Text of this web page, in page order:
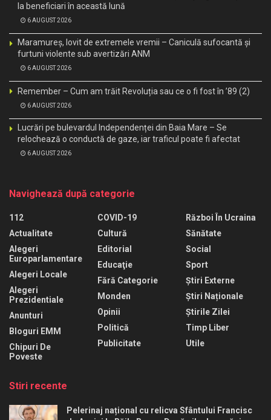
la beneficiari în această lună
6 AUGUST 2026
Maramureș, lovit de extremele vremii – Caniculă sufocantă și
furtuni violente sub avertizări ANM
6 AUGUST 2026
Remember – Cum am trăit Revoluția sau ce o fi fost în ’89 (2)
6 AUGUST 2026
Lucrări pe bulevardul Independenței din Baia Mare – Se
relochează o conductă de gaze, iar traficul poate fi afectat
6 AUGUST 2026
Navighează după categorie
112
Actualitate
Alegeri
Europarlamentare
Alegeri Locale
Alegeri
Prezidentiale
Anunturi
Bloguri EMM
Chipuri De
Poveste
COVID-19
Cultură
Editorial
Educaţie
Fără Categorie
Monden
Opinii
Politică
Publicitate
Război În Ucraina
Sănătate
Social
Sport
Știri Externe
Știri Naționale
Știrile Zilei
Timp Liber
Utile
Stiri recente
Pelerinaj național cu relicva Sfântului Francisc